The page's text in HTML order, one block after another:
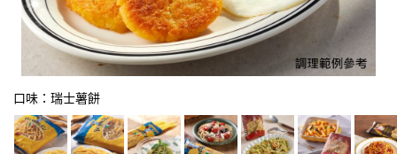
口味：瑞士薯餅